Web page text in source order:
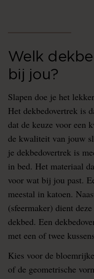
Welk
bij jou?
Slapen doe je het
Het dekbedovertrek is
dat de keuze voor een
de kwaliteit van jouw
je dekbedovertrek is
in bed. Het materiaal
voor wat bij jou past.
meestal in katoen.
(sfeermaker) dient
dekbed. Een
met een of twee
Kies voor de
of de geometrische